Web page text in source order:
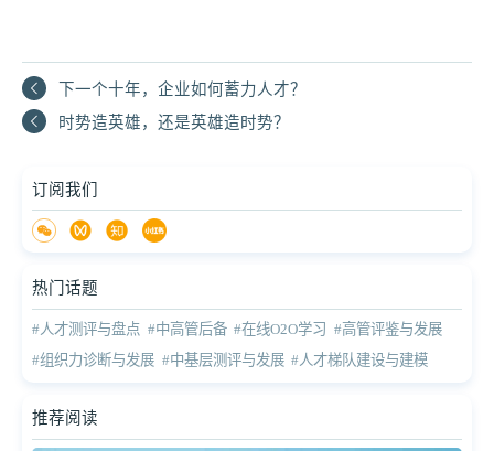
下一个十年，企业如何蓄力人才？
时势造英雄，还是英雄造时势？
订阅我们
热门话题
#人才测评与盘点 #中高管后备 #在线O2O学习 #高管评鉴与发展
#组织力诊断与发展 #中基层测评与发展 #人才梯队建设与建模
推荐阅读